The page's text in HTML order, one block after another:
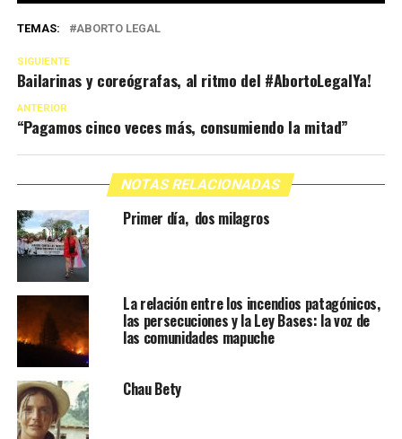
TEMAS: ABORTO LEGAL
SIGUIENTE
Bailarinas y coreógrafas, al ritmo del #AbortoLegalYa!
ANTERIOR
“Pagamos cinco veces más, consumiendo la mitad”
NOTAS RELACIONADAS
Primer día, dos milagros
La relación entre los incendios patagónicos,
las persecuciones y la Ley Bases: la voz de
las comunidades mapuche
Chau Bety